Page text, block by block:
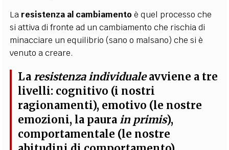
La resistenza al cambiamento è quel processo che
si attiva di fronte ad un cambiamento che rischia di
minacciare un equilibrio (sano o malsano) che si è
venuto a creare.
Laresistenza individualeavviene a tre
livelli: cognitivo (i nostri
ragionamenti), emotivo (le nostre
emozioni, la paurain primis),
comportamentale (le nostre